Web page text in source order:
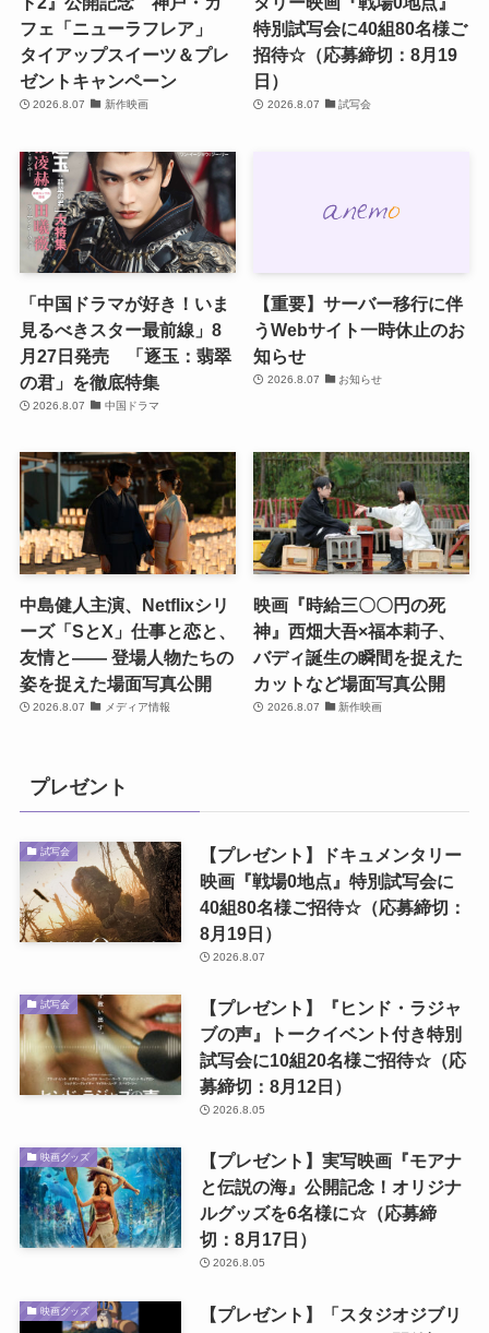
フェ「ニューラフレア」
タイアップスイーツ＆プレ
ゼントキャンペーン
2026.8.07 新作映画
特別試写会に40組80名様ご
招待☆（応募締切：8月19
日）
2026.8.07 試写会
「中国ドラマが好き！いま
見るべきスター最前線」8
月27日発売 「逐玉：翡翠
の君」を徹底特集
2026.8.07 中国ドラマ
【重要】サーバー移行に伴
うWebサイト一時休止のお
知らせ
2026.8.07 お知らせ
中島健人主演、Netflixシリ
ーズ「SとX」仕事と恋と、
友情と―― 登場人物たちの
姿を捉えた場面写真公開
2026.8.07 メディア情報
映画『時給三〇〇円の死
神』西畑大吾×福本莉子、
バディ誕生の瞬間を捉えた
カットなど場面写真公開
2026.8.07 新作映画
プレゼント
試写会
【プレゼント】ドキュメンタリー
映画『戦場0地点』特別試写会に
40組80名様ご招待☆（応募締切：
8月19日）
2026.8.07
試写会
【プレゼント】『ヒンド・ラジャ
ブの声』トークイベント付き特別
試写会に10組20名様ご招待☆（応
募締切：8月12日）
2026.8.05
映画グッズ
【プレゼント】実写映画『モアナ
と伝説の海』公開記念！オリジナ
ルグッズを6名様に☆（応募締
切：8月17日）
2026.8.05
映画グッズ
【プレゼント】「スタジオジブリ